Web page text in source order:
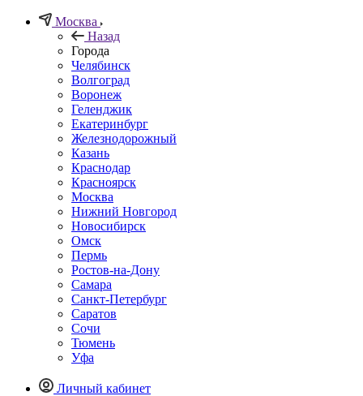
Москва
Назад
Города
Челябинск
Волгоград
Воронеж
Геленджик
Екатеринбург
Железнодорожный
Казань
Краснодар
Красноярск
Москва
Нижний Новгород
Новосибирск
Омск
Пермь
Ростов-на-Дону
Самара
Санкт-Петербург
Саратов
Сочи
Тюмень
Уфа
Личный кабинет